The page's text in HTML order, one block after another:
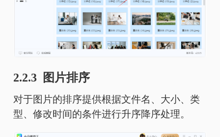
2.2.3 图片排序
对于图片的排序提供根据文件名、大小、类
型、修改时间的条件进行升序降序处理。